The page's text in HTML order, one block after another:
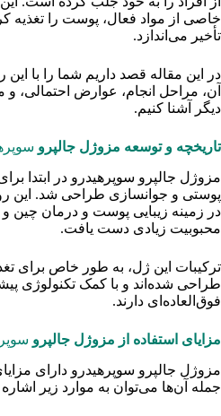
خاصی از مواد فعال، پوست را تغذیه
تأخیر می‌اندازد.
در این مقاله قصد داریم شما را با
آن، مراحل انجام، عوارض احتمالی،
دیگر آشنا کنیم.
تاریخچه و توسعه مزوژل جالپرو
مزوژل جالپرو سوپرهیدرو در ابتدا
پوستی و جوانسازی طراحی شد. این
در زمینه زیبایی پوست و درمان چین
محبوبیت زیادی دست یافت.
ترکیبات این ژل، به طور خاص برای
طراحی شده‌اند و با کمک تکنولوژی
فوق‌العاده‌ای دارند.
مزایای استفاده از مزوژل جالپرو
مزوژل جالپرو سوپرهیدرو دارای
جمله آن‌ها می‌توان به موارد زیر